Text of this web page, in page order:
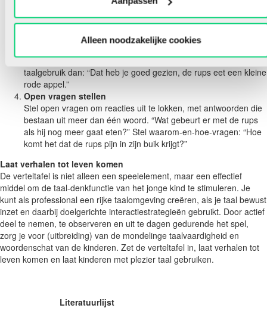
Alleen noodzakelijke cookies
Herhaling en uitbreiding
Herhaal de reacties van de kinderen. Voeg rijke taal toe: “De
rups transformeert zich tot vlinder.” Geef hints als een kind
vastloopt. Als het kind zegt: “De rups eet”, ondersteun het
taalgebruik dan: “Dat heb je goed gezien, de rups eet een kleine
rode appel.”
Open vragen stellen
Stel open vragen om reacties uit te lokken, met antwoorden die
bestaan uit meer dan één woord. “Wat gebeurt er met de rups
als hij nog meer gaat eten?” Stel waarom-en-hoe-vragen: “Hoe
komt het dat de rups pijn in zijn buik krijgt?”
Laat verhalen tot leven komen
De verteltafel is niet alleen een speelelement, maar een effectief
middel om de taal-denkfunctie van het jonge kind te stimuleren. Je
kunt als professional een rijke taalomgeving creëren, als je taal bewust
inzet en daarbij doelgerichte interactiestrategieën gebruikt. Door actief
deel te nemen, te observeren en uit te dagen gedurende het spel,
zorg je voor (uitbreiding) van de mondelinge taalvaardigheid en
woordenschat van de kinderen. Zet de verteltafel in, laat verhalen tot
leven komen en laat kinderen met plezier taal gebruiken.
Literatuurlijst